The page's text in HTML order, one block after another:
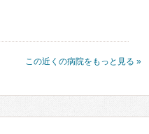
この近くの病院をもっと見る »